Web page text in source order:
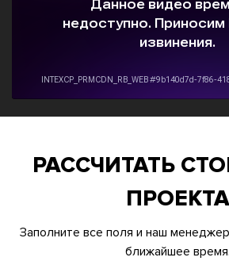
РАССЧИТАТЬ
ПРОЕКТА
Заполните все поля и наш
ближайшее время.